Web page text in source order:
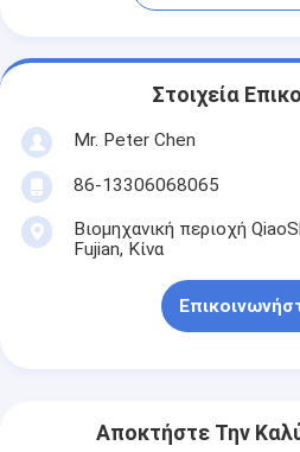
Στοιχεία
Mr. Peter Chen
86-13306068065
Βιομηχανική περιοχή
Fujian, Κίνα
Αποκτήστε Την